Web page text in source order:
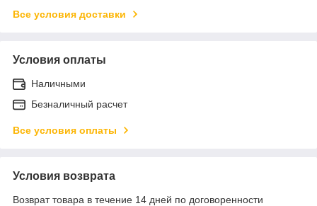
Все условия доставки
Условия оплаты
Наличными
Безналичный расчет
Все условия оплаты
Условия возврата
Возврат товара в течение 14 дней по договоренности